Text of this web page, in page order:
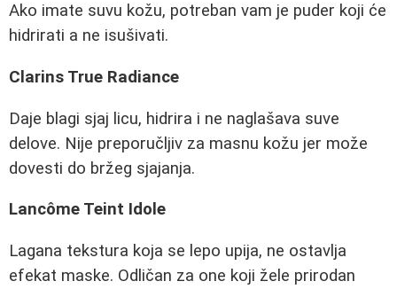
Ako imate suvu kožu, potreban vam je puder koji će
hidrirati a ne isušivati.
Clarins True Radiance
Daje blagi sjaj licu, hidrira i ne naglašava suve
delove. Nije preporučljiv za masnu kožu jer može
dovesti do bržeg sjajanja.
Lancôme Teint Idole
Lagana tekstura koja se lepo upija, ne ostavlja
efekat maske. Odličan za one koji žele prirodan